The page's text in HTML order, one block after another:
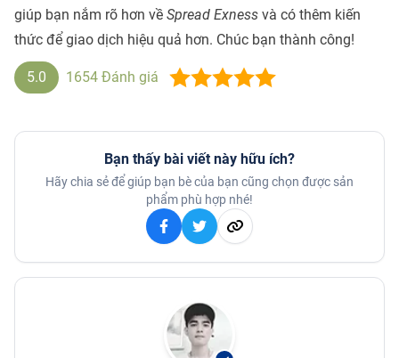
giúp bạn nắm rõ hơn về Spread Exness và có thêm kiến
thức để giao dịch hiệu quả hơn. Chúc bạn thành công!
5.0 1654 Đánh giá
Bạn thấy bài viết này hữu ích?
Hãy chia sẻ để giúp bạn bè của bạn cũng chọn được sản
phẩm phù hợp nhé!